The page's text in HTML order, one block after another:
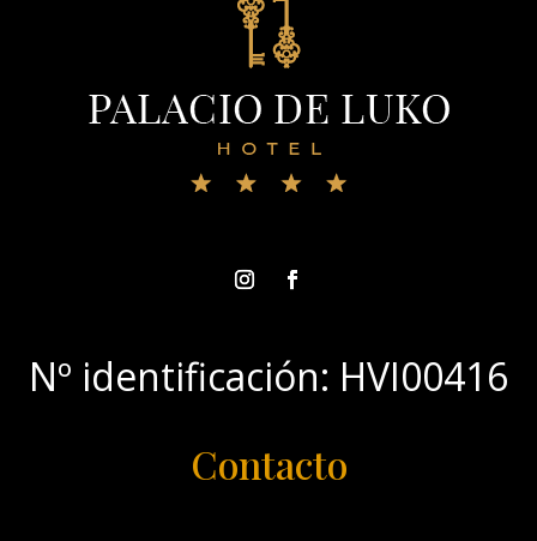
Nº identificación: HVI00416
Contacto